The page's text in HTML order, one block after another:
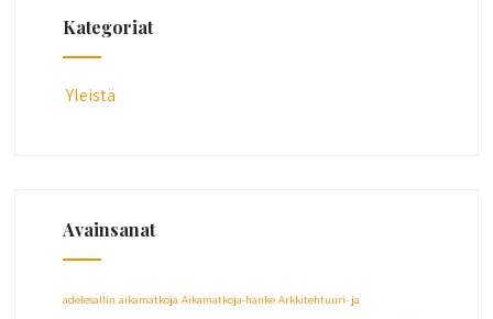
Kategoriat
Yleistä
Avainsanat
adelesallin aikamatkoja Aikamatkoja-hanke Arkkitehtuuri- ja